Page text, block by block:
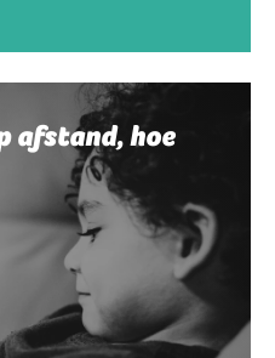
afstand, hoe